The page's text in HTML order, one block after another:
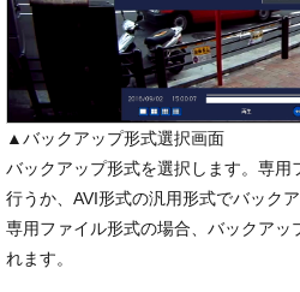
▲バックアップ形式選択画面
バックアップ形式を選択します。専用
行うか、AVI形式の汎用形式でバック
専用ファイル形式の場合、バックアッ
れます。